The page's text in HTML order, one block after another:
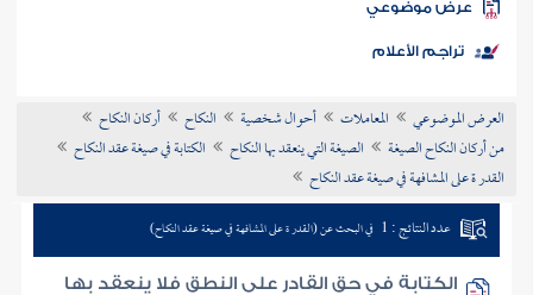
الكتب
موضوعي
تراجم الأعلام
العرض الموضوعي المعاملات أحوال شخصية النكاح
أركان النكاح
من أركان النكاح الصيغة
الصيغة التي ينعقد بها النكاح
الكتابة في صيغة عقد النكاح
القدر ة على المشافهة في صيغة عقد النكاح
عدد النتائج : 1 في البحث عن (القدر ة على المشافهة في صيغة عقد النكاح)
الكتابة في حق القادر على النطق فلا ينعقد بها